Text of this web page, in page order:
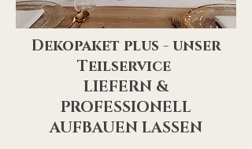
Dekopaket plus - unser
Teilservice
LIEFERN &
PROFESSIONELL
AUFBAUEN LASSEN